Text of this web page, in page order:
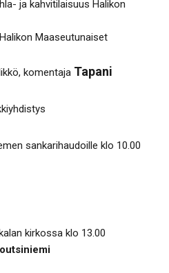
ja kahvitilaisuus Halikon
Maaseutunaiset
komentaja Tapani
sankarihaudoille klo 10.00
kirkossa klo 13.00